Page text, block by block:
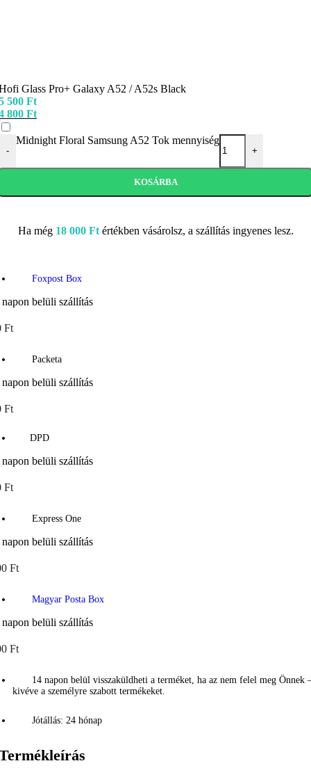
Glass Pro+ Galaxy A52 / A52s Black
500 Ft
800 Ft
-
Midnight Floral Samsung A52 Tok mennyiség
+
KOSÁRBA
Ha még 18 000 Ft értékben vásárolsz, a szállítás ingyenes lesz.
Foxpost Box
belüli szállítás
Ft
Packeta
belüli szállítás
Ft
DPD
belüli szállítás
Ft
Express One
belüli szállítás
Ft
Magyar Posta Box
belüli szállítás
Ft
14 napon belül visszaküldheti a terméket, ha az nem felel meg Önnek
kivéve a személyre szabott termékeket.
Jótállás: 24 hónap